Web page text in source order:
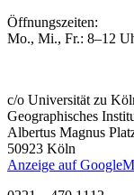
Öffnungszeiten:
Mo., Mi., Fr.: 8–12
c/o Universität zu
Geographisches
Albertus Magnus
50923 Köln
Anzeige auf